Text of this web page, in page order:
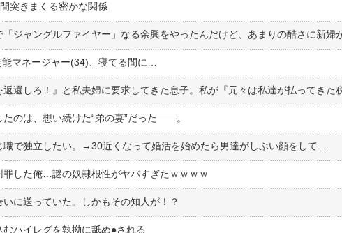
突きまくる密かな関係
マネージャー(34)、寝てる間に…
たのは、想い続けた“弟の妻”だった――。
で独立したい。→30近くなって婚活を始めたら男達がしぶい顔をして…
罪した俺…謎の奴隷根性がヤバすぎたｗｗｗｗ
に送っていた。しかもその知人が！？
ハイレグを執拗に舐め●︎される